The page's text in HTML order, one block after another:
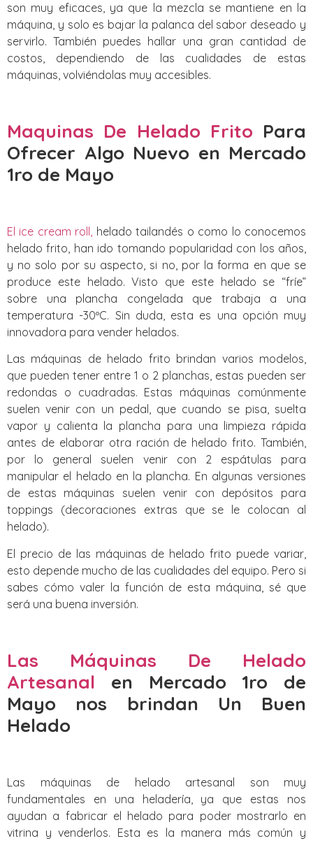
son muy eficaces, ya que la mezcla se mantiene en la
máquina, y solo es bajar la palanca del sabor deseado y
servirlo. También puedes hallar una gran cantidad de
costos, dependiendo de las cualidades de estas
máquinas, volviéndolas muy accesibles.
Maquinas De Helado Frito Para
Ofrecer Algo Nuevo en Mercado
1ro de Mayo
El ice cream roll, helado tailandés o como lo conocemos
helado frito, han ido tomando popularidad con los años,
y no solo por su aspecto, si no, por la forma en que se
produce este helado. Visto que este helado se “fríe”
sobre una plancha congelada que trabaja a una
temperatura -30ºC. Sin duda, esta es una opción muy
innovadora para vender helados.
Las máquinas de helado frito brindan varios modelos,
que pueden tener entre 1 o 2 planchas, estas pueden ser
redondas o cuadradas. Estas máquinas comúnmente
suelen venir con un pedal, que cuando se pisa, suelta
vapor y calienta la plancha para una limpieza rápida
antes de elaborar otra ración de helado frito. También,
por lo general suelen venir con 2 espátulas para
manipular el helado en la plancha. En algunas versiones
de estas máquinas suelen venir con depósitos para
toppings (decoraciones extras que se le colocan al
helado).
El precio de las máquinas de helado frito puede variar,
esto depende mucho de las cualidades del equipo. Pero si
sabes cómo valer la función de esta máquina, sé que
será una buena inversión.
Las Máquinas De Helado
Artesanal en Mercado 1ro de
Mayo nos brindan Un Buen
Helado
Las máquinas de helado artesanal son muy
fundamentales en una heladería, ya que estas nos
ayudan a fabricar el helado para poder mostrarlo en
vitrina y venderlos. Esta es la manera más común y